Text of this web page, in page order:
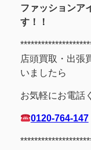
ファッションア
す！！
店頭買取・出張
いましたら
お気軽にお電話
0120-764-147